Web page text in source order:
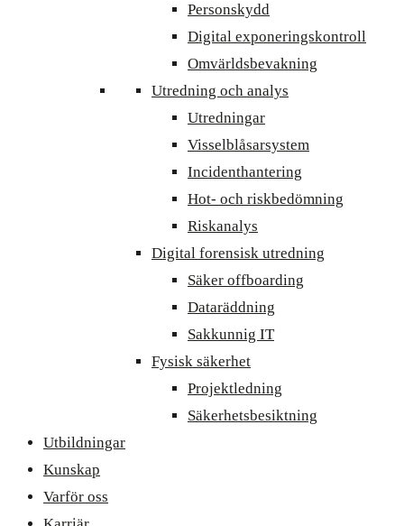
Personskydd
Digital exponeringskontroll
Omvärldsbevakning
Utredning och analys
Utredningar
Visselblåsarsystem
Incidenthantering
Hot- och riskbedömning
Riskanalys
Digital forensisk utredning
Säker offboarding
Dataräddning
Sakkunnig IT
Fysisk säkerhet
Projektledning
Säkerhetsbesiktning
Utbildningar
Kunskap
Varför oss